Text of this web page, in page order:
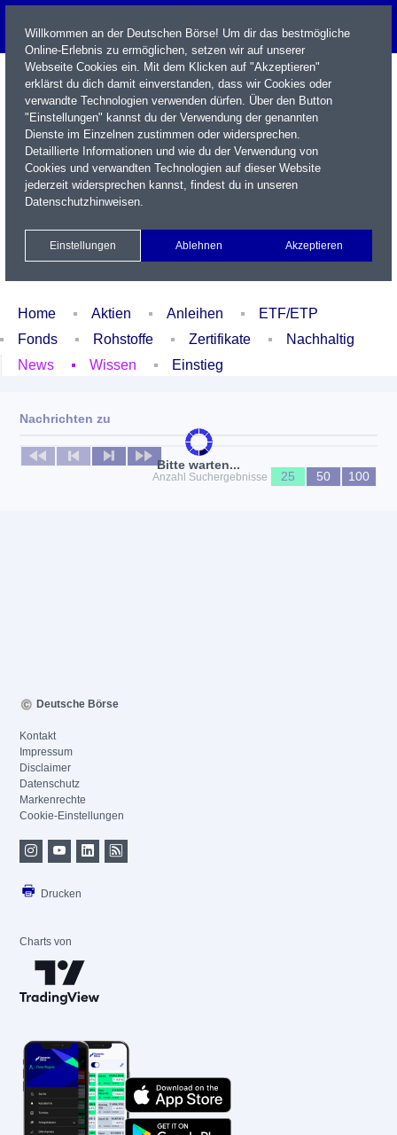
Name / WKN / ISIN / Kürzel
Xetra Realtime
Watchlist Portfolio Login
Home Aktien Anleihen
ETF/ETP
Fonds
Rohstoffe Zertifikate
Nachhaltig
News
Wissen Einstieg
Bitte warten...
Nachrichten zu
Keine News verfügbar
Anzahl Suchergebnisse
25 50 100
Willkommen an der Deutschen Börse! Um dir das bestmögliche
Online-Erlebnis zu ermöglichen, setzen wir auf unserer
Webseite Cookies ein. Mit dem Klicken auf "Akzeptieren"
erklärst du dich damit einverstanden, dass wir Cookies oder
verwandte Technologien verwenden dürfen. Über den Button
"Einstellungen" kannst du der Verwendung der genannten
Dienste im Einzelnen zustimmen oder widersprechen.
Detaillierte Informationen und wie du der Verwendung von
Cookies und verwandten Technologien auf dieser Website
jederzeit widersprechen kannst, findest du in unseren
Datenschutzhinweisen.
Einstellungen Ablehnen Akzeptieren
Deutsche Börse
Kontakt
Impressum
Disclaimer
Datenschutz
Markenrechte
Cookie-Einstellungen
Drucken
Charts von